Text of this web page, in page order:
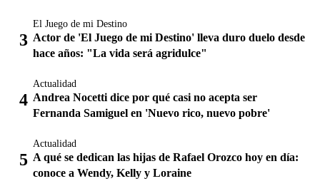
El Juego de mi Destino
Actor de 'El Juego de mi Destino' lleva duro duelo desde
hace años: "La vida será agridulce"
Actualidad
Andrea Nocetti dice por qué casi no acepta ser
Fernanda Samiguel en 'Nuevo rico, nuevo pobre'
Actualidad
A qué se dedican las hijas de Rafael Orozco hoy en día:
conoce a Wendy, Kelly y Loraine